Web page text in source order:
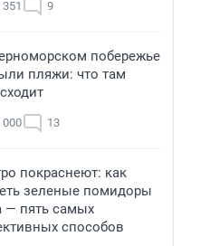
351 9
побережье
пляжи: что там
000 13
покраснеют: как
зеленые помидоры
— пять самых
способов